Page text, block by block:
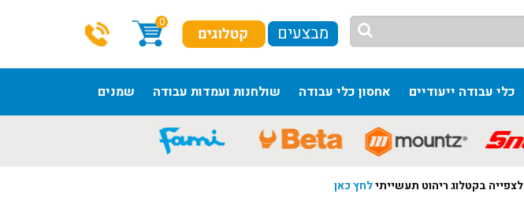
0
מבצעים
כלי עבודה ייעודיים אחסון כלי עבודה שולחנות ועמדות עבודה שמנים
לצפייה בקטלוג ריהוט תעשייתילחץ כאן